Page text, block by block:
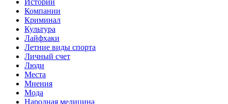
Компании
Криминал
Культура
Лайфхаки
Летние виды спорта
Личный счет
Люди
Места
Мнения
Мода
Народная медицина